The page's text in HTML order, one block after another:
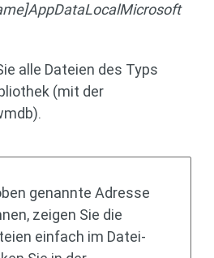
alle Dateien des Typs
(mit der
genannte Adresse
zeigen Sie die
einfach im Datei-